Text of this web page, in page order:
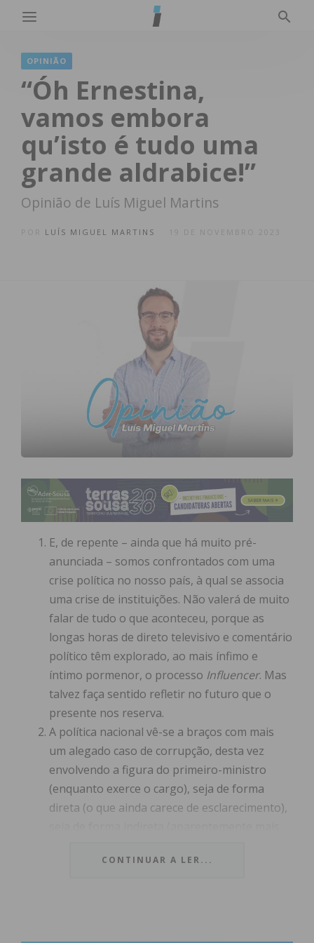
OPINIÃO
“Óh Ernestina,
vamos embora
qu’isto é tudo uma
grande aldrabice!”
Opinião de Luís Miguel Martins
LUÍS MIGUEL MARTINS
E, de repente – ainda que há muito pré-
anunciada – somos confrontados com uma
crise política no nosso país, à qual se associa
uma crise de instituições. Não valerá de muito
falar de tudo o que aconteceu, porque as
longas horas de direto televisivo e comentário
político têm explorado, ao mais ínfimo e
íntimo pormenor, o processo Influencer. Mas
talvez faça sentido refletir no futuro que o
presente nos reserva.
A política nacional vê-se a braços com mais
um alegado caso de corrupção, desta vez
envolvendo a figura do primeiro-ministro
(enquanto exerce o cargo), seja de forma
direta (o que ainda carece de esclarecimento),
desenvolvimentos apresentados até à data de
CONTINUAR A LER...